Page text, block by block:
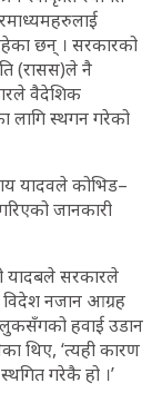
छन् । सरकारको
(रासस)ले नै
वैदेशिक
लागि स्थगन गरेको
यादवले कोभिड–
जानकारी
यादबले सरकारले
नजान आग्रह
हवाई उडान
थिए, ‘त्यही कारण
गरेकै हो ।’